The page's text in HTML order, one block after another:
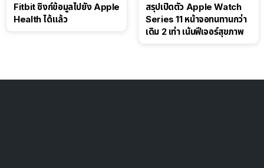
Fitbit ซิงก์ข้อมูลไปยัง Apple
Health ได้แล้ว
สรุปเปิดตัว Apple Watch
Series 11 หน้าจอทนทานกว่า
เดิม 2 เท่า เน้นฟีเจอร์สุขภาพ